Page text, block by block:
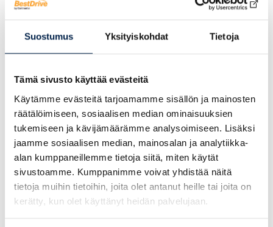
Suostumus Yksityiskohdat Tietoja
Tämä sivusto käyttää evästeitä
Käytämme evästeitä tarjoamamme sisällön ja mainosten
räätälöimiseen, sosiaalisen median ominaisuuksien
tukemiseen ja kävijämäärämme analysoimiseen. Lisäksi
jaamme sosiaalisen median, mainosalan ja analytiikka-
alan kumppaneillemme tietoja siitä, miten käytät
sivustoamme. Kumppanimme voivat yhdistää näitä
tietoja muihin tietoihin, joita olet antanut heille tai joita on
kerätty, kun olet käyttänyt heidän palvelujaan.